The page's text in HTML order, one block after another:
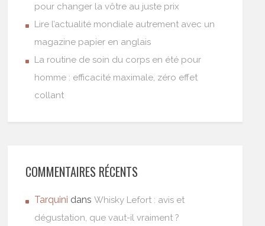
pour changer la vôtre au juste prix
Lire l’actualité mondiale autrement avec un
magazine papier en anglais
La routine de soin du corps en été pour
homme : efficacité maximale, zéro effet
collant
COMMENTAIRES RÉCENTS
Tarquini dansWhisky Lefort : avis et
dégustation, que vaut-il vraiment ?